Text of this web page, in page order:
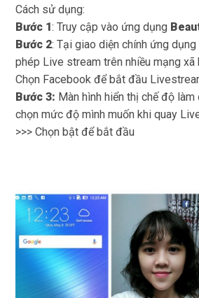
Cách sử dụng:
Bước 1: Truy cập vào ứng dụng
Bước 2: Tại giao diện chính ứng
phép Live stream trên nhiều mạng xã
Chọn Facebook để bắt đầu
Bước 3: Màn hình hiển thị chế độ làm
chọn mức độ mình muốn khi quay
>>> Chọn bật để bắt đầu